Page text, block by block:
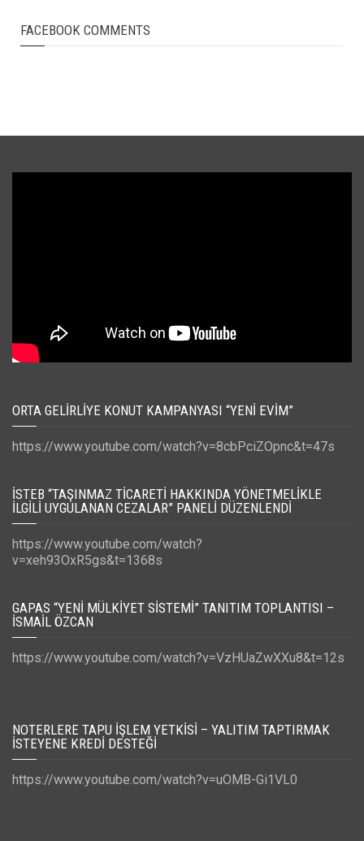
FACEBOOK COMMENTS
ORTA GELIRLIYE KONUT KAMPANYASI “YENI EVIM”
https://www.youtube.com/watch?v=8cbPciZOpnc&t=47s
İSTEB “TAŞINMAZ TICARETI HAKKINDA YÖNETMELIKLE
İLGILI UYGULANAN CEZALAR” PANELI DÜZENLENDI
https://www.youtube.com/watch?
v=xeh93OxR5gs&t=1368s
GAPAS “YENI MÜLKIYET SISTEMI” TANITIM TOPLANTISI –
İSMAIL ÖZCAN
https://www.youtube.com/watch?v=VzHUaZwXXu8&t=12s
NOTERLERE TAPU İŞLEM YETKISI – YALITIM TAPTIRMAK
İSTEYENE KREDI DESTEĞI
https://www.youtube.com/watch?v=uOMB-Gi1VL0